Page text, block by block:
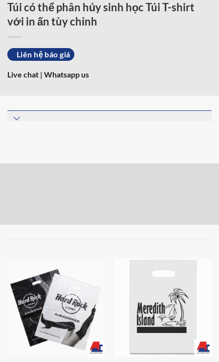
Túi có thể phân hủy sinh học Túi T-shirt
với in ấn tùy chỉnh
Liên hệ báo giá
Live chat | Whatsapp us